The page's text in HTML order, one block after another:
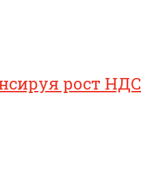
рост НДС